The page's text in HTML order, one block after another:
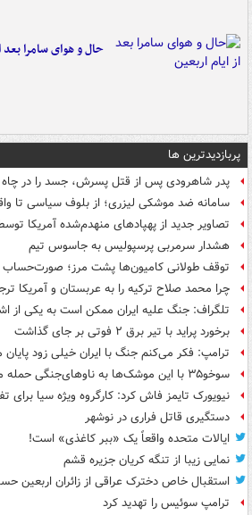
حال و هوای سامرا بعد
پربازدیدترین ها
پدر شاهرودی پس از قتل پسرش، جسد را در
سامانه ضد موشکی لیزری؛ از بلوف سیاسی تا
تصاویر جدید از پهپادهای منهدم‌شده آمریکا
هشدار سرمربی پرسپولیس به جاسوس تیم
توقف طولانی کامیون‌ها پشت مرز؛ صورت‌حساب
چرا محمد صلاح ترکیه را به عربستان و آمریکا
تلگراف: جنگ علیه ایران ممکن است به یکی از
برخورد پراید با تیر برق ۲ فوتی بر جای گذاشت
ترامپ: فکر می‌کنم جنگ با ایران خیلی زود پایان
سوخو۳۵ با این موشک‌ها به ناوهای‌جنگی حمله می‌کند
نیویورک تایمز فاش کرد: کارگروه ویژه سیا برای
دستگیری قاتل فراری در نوشهر
ایالات متحده واقعاً یک «ببر کاغذی» است!
نمایی زیبا از تنگه کریان جزیره قشم
استقبال خاص دخترک عراقی از زائران اربعین
ترامپ سوئیس را تهدید کرد